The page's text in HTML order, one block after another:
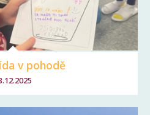
v pohodě